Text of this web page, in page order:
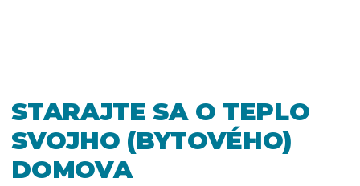
STARAJTE SA O TEPLO
SVOJHO (BYTOVÉHO)
DOMOVA